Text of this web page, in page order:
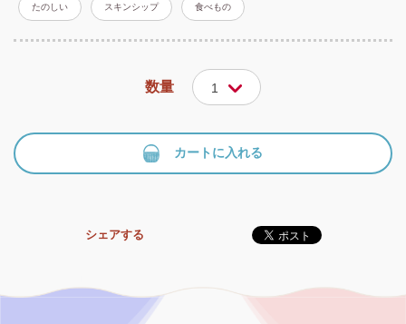
たのしい スキンシップ 食べもの
数量 1
カートに入れる
シェアする